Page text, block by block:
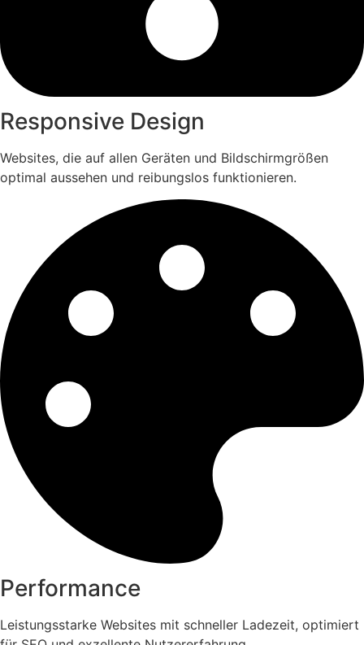
Responsive Design
Websites, die auf allen Geräten und Bildschirmgrößen
optimal aussehen und reibungslos funktionieren.
Performance
Leistungsstarke Websites mit schneller Ladezeit, optimiert